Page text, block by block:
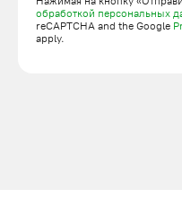
обработкой персональных
reCAPTCHA and the Google
apply.